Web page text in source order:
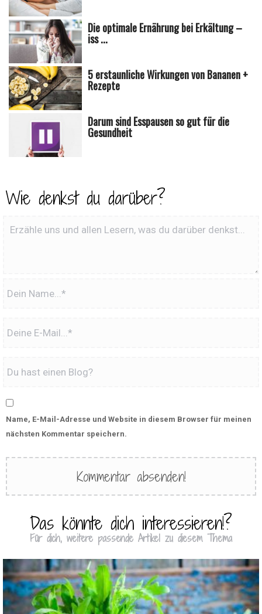
Die optimale Ernährung bei Erkältung –
iss ...
5 erstaunliche Wirkungen von Bananen +
Rezepte
Darum sind Esspausen so gut für die
Gesundheit
Wie denkst du darüber?
Name, E-Mail-Adresse und Website in diesem Browser für meinen
nächsten Kommentar speichern.
Das könnte dich interessieren!?
Für dich, weitere passende Artikel zu diesem Thema